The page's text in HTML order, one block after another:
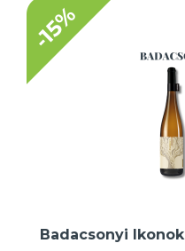
-15%
Badacsonyi Ikonok